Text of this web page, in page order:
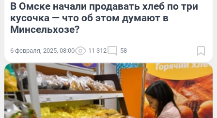
В Омске начали продавать хлеб по три
кусочка — что об этом думают в
Минсельхозе?
6 февраля, 2025, 08:00 11 312 58